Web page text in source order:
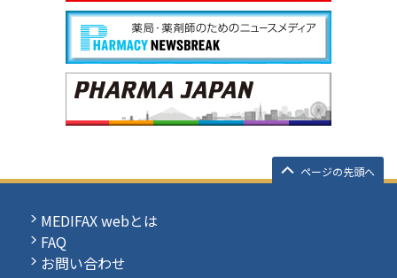
ページの先頭へ
MEDIFAX webとは
FAQ
お問い合わせ